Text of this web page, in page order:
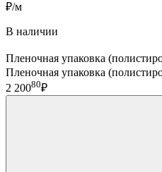
₽/м
В наличии
Пленочная упаковка
Пленочная упаковка
2 20080₽